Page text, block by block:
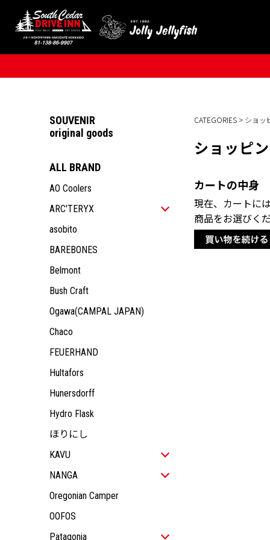
SOUVENIR
original goods
ALL BRAND
AO Coolers
ARC'TERYX
ALL ITEM
ALL ITEM
JACKET
TOPS
WOMEN
ALL ITEM
JACKET
PANTS
KIDS
ALL ITEM
TOPS
PANTS
OUTDOOR GEAR
asobito
BAREBONES
Belmont
Bush Craft
Ogawa(CAMPAL JAPAN)
Chaco
FEUERHAND
Hultafors
Hunersdorff
Hydro Flask
ほりにし
KAVU
ALL ITEM
ALL ITEM
JACKET
TOPS
WOMEN
ALL ITEM
JACKET
KIDS
ALL ITEM
OUTDOOR GEAR
NANGA
ALL ITEM
ALL ITEM
JACKET
WOMEN
ALL ITEM
KIDS
Oregonian Camper
OOFOS
Patagonia
CATEGORIES > ショッ
ショッピ
カートの中身
現在、カートに
商品をお選びくだ